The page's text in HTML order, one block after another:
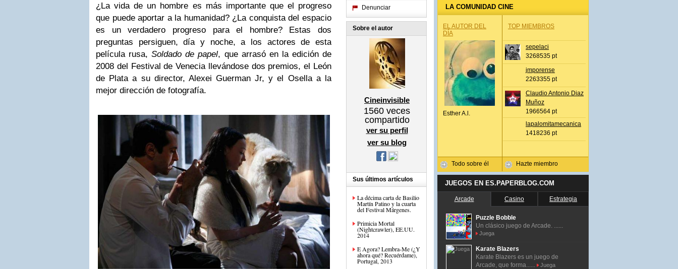
¿La vida de un hombre es más importante que el progreso
que puede aportar a la humanidad? ¿La conquista del espacio
es un verdadero progreso para el hombre? Estas dos
preguntas persiguen, día y noche, a los actores de esta
película rusa,Soldado de papel, que arrasó en la edición de
2008 del Festival de Venecia llevándose dos premios, el León
de Plata a su director, Alexei Guerman Jr, y el Osella a la
mejor dirección de fotografía.
Denunciar
Sobre el autor
Cineinvisible
1560 veces
compartido
ver su perfil
ver su blog
Sus últimos artículos
La décima carta de Basilio
Martín Patino y la cuarta
del Festival Márgenes.
Primicia Mortal
(Nightcrawler), EE.UU.
2014
E Agora? Lembra-Me (¿Y
ahora qué? Recuérdame),
Portugal, 2013
LA COMUNIDAD CINE
EL AUTOR DEL
DÍA
Esther A.l.
Todo sobre él
TOP MIEMBROS
sepelaci
3268535 pt
jmporense
2263355 pt
Claudio Antonio Diaz
Muñoz
1966564 pt
lapalomitamecanica
1418236 pt
Hazte miembro
JUEGOS EN ES.PAPERBLOG.COM
Arcade Casino Estrategia
Puzzle Bobble
Un clásico juego de Arcade. ......
Juega
Karate Blazers
Karate Blazers es un juego de
Arcade, que forma......
Juega